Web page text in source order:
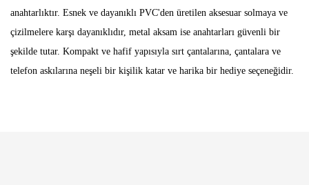
anahtarlıktır. Esnek ve dayanıklı PVC'den üretilen aksesuar solmaya ve
çizilmelere karşı dayanıklıdır, metal aksam ise anahtarları güvenli bir
şekilde tutar. Kompakt ve hafif yapısıyla sırt çantalarına, çantalara ve
telefon askılarına neşeli bir kişilik katar ve harika bir hediye seçeneğidir.